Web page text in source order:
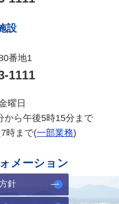
設
番地1
1111
曜日
から午後5時15分まで
時まで(一部業務)
メーション
針